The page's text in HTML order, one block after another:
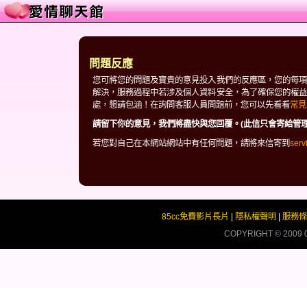
問題反應
您可將您的問題及寶貴的意見投入我們的反應區，您的每
解決，服務過程中若涉及個人資料安全，為了確保您的權
處，懇請包涵！在詢問客服人員問題前，您可以先看看常
請留下你的意見，我們將盡快與您回覆。(此信只會寄給管
若您對自己在本網站網站中有任何問題，請將來信寄到
85cc免費影片長片 隱私權聲明
服務
COPYRIGHT © 2009